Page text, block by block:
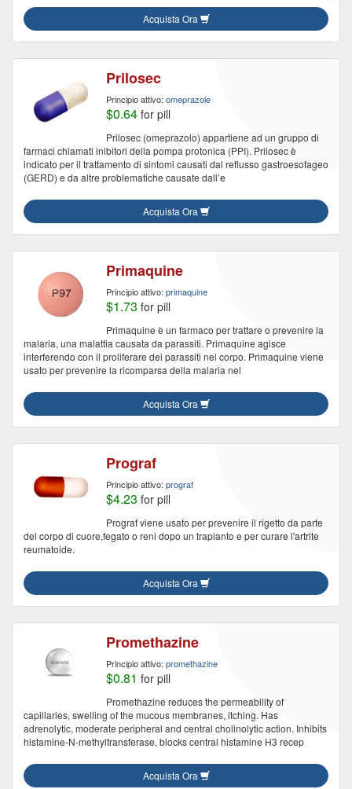
Acquista Ora
Prilosec
Principio attivo: omeprazole
$0.64 for pill
Prilosec (omeprazolo) appartiene ad un gruppo di
farmaci chiamati inibitori della pompa protonica (PPI). Prilosec è
indicato per il trattamento di sintomi causati dal reflusso gastroesofageo
(GERD) e da altre problematiche causate dall’e
Acquista Ora
Primaquine
Principio attivo: primaquine
$1.73 for pill
Primaquine è un farmaco per trattare o prevenire la
malaria, una malattia causata da parassiti. Primaquine agisce
interferendo con il proliferare dei parassiti nel corpo. Primaquine viene
usato per prevenire la ricomparsa della malaria nel
Acquista Ora
Prograf
Principio attivo: prograf
$4.23 for pill
Prograf viene usato per prevenire il rigetto da parte
del corpo di cuore,fegato o reni dopo un trapianto e per curare l'artrite
reumatoide.
Acquista Ora
Promethazine
Principio attivo: promethazine
$0.81 for pill
Promethazine reduces the permeability of
capillaries, swelling of the mucous membranes, itching. Has
adrenolytic, moderate peripheral and central cholinolytic action. Inhibits
histamine-N-methyltransferase, blocks central histamine H3 recep
Acquista Ora